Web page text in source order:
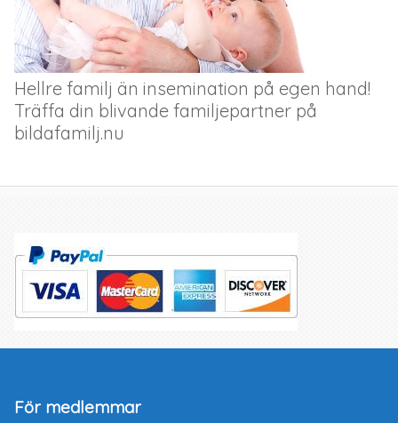
Hellre familj än insemination på egen hand!
Träffa din blivande familjepartner på
bildafamilj.nu
För medlemmar